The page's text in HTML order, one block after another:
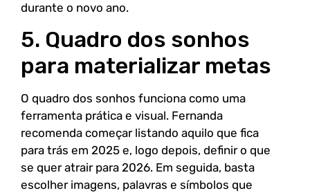
durante o novo ano.
5. Quadro dos sonhos
para materializar metas
O quadro dos sonhos funciona como uma
ferramenta prática e visual. Fernanda
recomenda começar listando aquilo que fica
para trás em 2025 e, logo depois, definir o que
se quer atrair para 2026. Em seguida, basta
escolher imagens, palavras e símbolos que